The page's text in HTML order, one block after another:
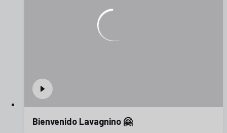
Bienvenido Lavagnino 🤗